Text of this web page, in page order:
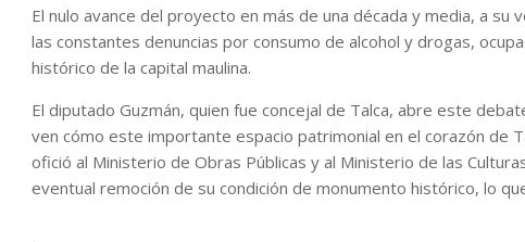
El nulo avance del proyecto en más de una década y media, a
las constantes denuncias por consumo de alcohol y drogas,
histórico de la capital maulina.
El diputado Guzmán, quien fue concejal de Talca, abre este
ven cómo este importante espacio patrimonial en el corazón de
ofició al Ministerio de Obras Públicas y al Ministerio de las
eventual remoción de su condición de monumento histórico, lo